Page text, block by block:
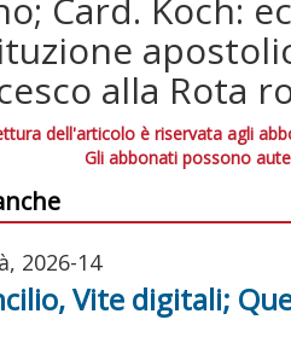
alla Rota
dell'articolo è riservata agli
Gli abbonati possono
2026-14
Vite digitali;